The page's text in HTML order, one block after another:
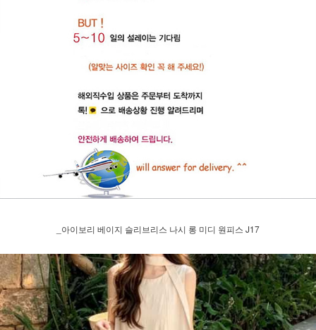
_아이보리 베이지 슬리브리스 나시 롱 미디 원피스 J17